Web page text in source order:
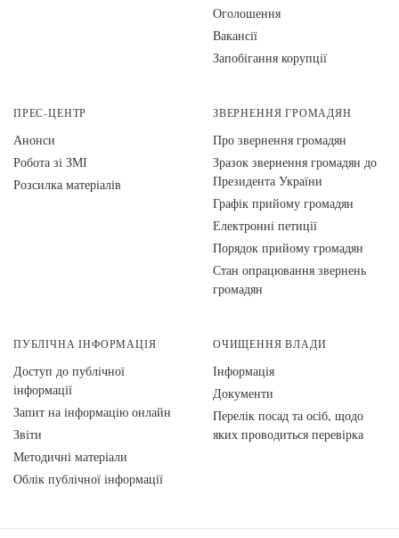
Оголошення
Вакансії
Запобігання корупції
ПРЕС-ЦЕНТР
Анонси
Робота зі ЗМІ
Розсилка матеріалів
ЗВЕРНЕННЯ ГРОМАДЯН
Про звернення громадян
Зразок звернення громадян до
Президента України
Графік прийому громадян
Електронні петиції
Порядок прийому громадян
Стан опрацювання звернень
громадян
ПУБЛІЧНА ІНФОРМАЦІЯ
Доступ до публічної
інформації
Запит на інформацію онлайн
Звіти
Методичні матеріали
Облік публічної інформації
ОЧИЩЕННЯ ВЛАДИ
Інформація
Документи
Перелік посад та осіб, щодо
яких проводиться перевірка